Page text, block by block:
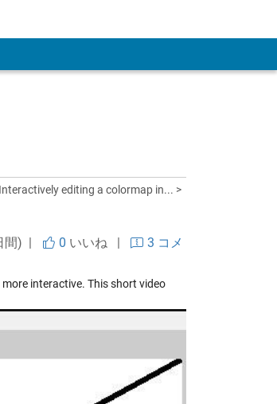
Interactively editing a colormap in... >
間) | 0 いいね|
3 コメ
interactive. This short video